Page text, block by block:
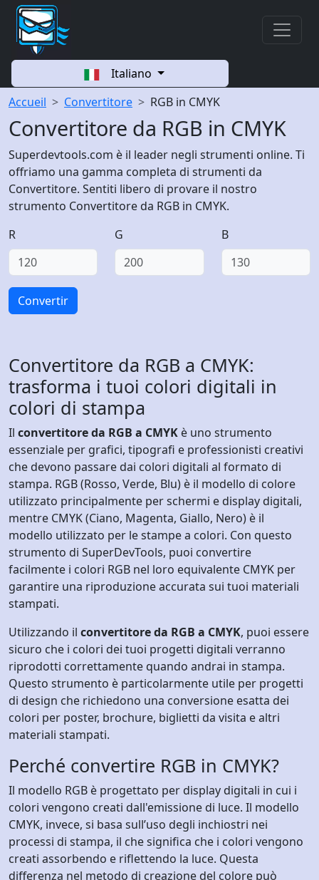
Italiano
Accueil
Convertitore RGB in CMYK
Convertitore da RGB in CMYK
Superdevtools.com è il leader negli strumenti online. Ti
offriamo una gamma completa di strumenti da
Convertitore. Sentiti libero di provare il nostro
strumento Convertitore da RGB in CMYK.
R G B
Convertir
Convertitore da RGB a CMYK:
trasforma i tuoi colori digitali in
colori di stampa
Il convertitore da RGB a CMYK è uno strumento
essenziale per grafici, tipografi e professionisti creativi
che devono passare dai colori digitali al formato di
stampa. RGB (Rosso, Verde, Blu) è il modello di colore
utilizzato principalmente per schermi e display digitali,
mentre CMYK (Ciano, Magenta, Giallo, Nero) è il
modello utilizzato per le stampe a colori. Con questo
strumento di SuperDevTools, puoi convertire
facilmente i colori RGB nel loro equivalente CMYK per
garantire una riproduzione accurata sui tuoi materiali
stampati.
Utilizzando il convertitore da RGB a CMYK, puoi essere
sicuro che i colori dei tuoi progetti digitali verranno
riprodotti correttamente quando andrai in stampa.
Questo strumento è particolarmente utile per progetti
di design che richiedono una conversione esatta dei
colori per poster, brochure, biglietti da visita e altri
materiali stampati.
Perché convertire RGB in CMYK?
Il modello RGB è progettato per display digitali in cui i
colori vengono creati dall'emissione di luce. Il modello
CMYK, invece, si basa sull’uso degli inchiostri nei
processi di stampa, il che significa che i colori vengono
creati assorbendo e riflettendo la luce. Questa
differenza nel metodo di creazione del colore può